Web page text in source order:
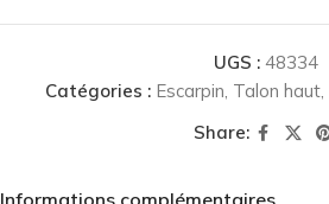
UGS : 48334
Catégories : Escarpin Talon haut
Share:
Informations complémentaires